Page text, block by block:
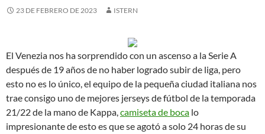
23 DE FEBRERO DE 2023 ISTERN
El Venezia nos ha sorprendido con un ascenso a la Serie A
después de 19 años de no haber logrado subir de liga, pero
esto no es lo único, el equipo de la pequeña ciudad italiana nos
trae consigo uno de mejores jerseys de fútbol de la temporada
21/22 de la mano de Kappa,camiseta de boca lo
impresionante de esto es que se agotó a solo 24 horas de su